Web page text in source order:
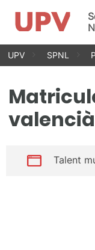
VésUPV SPNL
valencià
Talent